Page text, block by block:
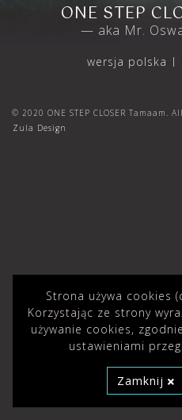
ONE STEP
— aka Mr.
wersja polska
© 2020 ONE STEP CLOSER Tamaam.
Zula Design
Strona używa cookies
Korzystając ze strony
używanie cookies,
ustawieniami
Zamknij